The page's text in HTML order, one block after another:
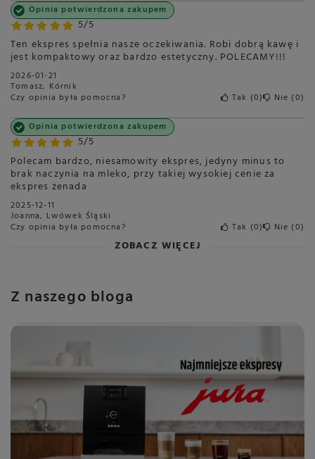
5/5
Opinia potwierdzona zakupem
Ten ekspres spełnia nasze oczekiwania. Robi dobrą kawę i
jest kompaktowy oraz bardzo estetyczny. POLECAMY!!!
2026-01-21
Tomasz, Kórnik
Czy opinia była pomocna? Tak 0 Nie 0
5/5
Opinia potwierdzona zakupem
Polecam bardzo, niesamowity ekspres, jedyny minus to
brak naczynia na mleko, przy takiej wysokiej cenie za
ekspres żenada
2025-12-11
Joanna, Lwówek Śląski
Czy opinia była pomocna? Tak 0 Nie 0
ZOBACZ WIĘCEJ
Z naszego bloga